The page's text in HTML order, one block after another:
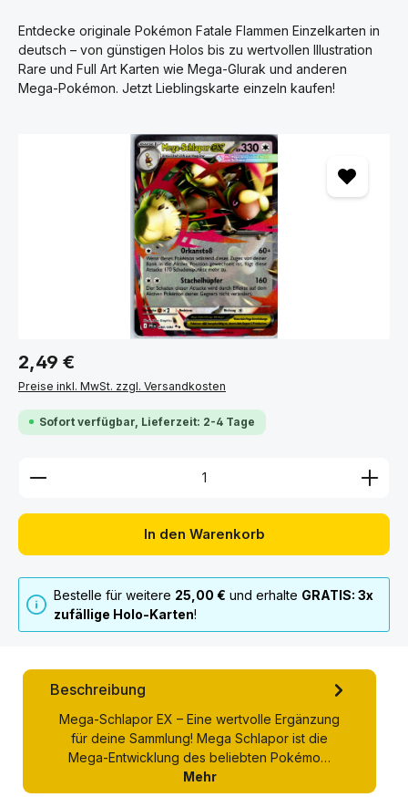
POKÉMON EINZELKARTEN NACH SETS
SORTIERT
Set sortiert – von Karmesin & Purpur über 151 bis hin zu
beliebten Klassikern.
ALLE SETS ANSEHEN
Entdecke originale Pokémon Fatale Flammen Einzelkarten in
deutsch – von günstigen Holos bis zu wertvollen Illustration
Rare und Full Art Karten wie Mega-Glurak und anderen
Mega-Pokémon. Jetzt Lieblingskarte einzeln kaufen!
Bildergalerie überspringen
Regulärer Preis:
2,49 €
Preise inkl. MwSt. zzgl. Versandkosten
Sofort verfügbar, Lieferzeit: 2-4 Tage
Produkt Anzahl: Gib den gewünschten Wert ein
In den Warenkorb
Bestelle für weitere 25,00 € und erhalte GRATIS: 3x
zufällige Holo-Karten!
Beschreibung
Mega-Schlapor EX – Eine wertvolle Ergänzung
für deine Sammlung! Mega Schlapor ist die
Mega-Entwicklung des beliebten Pokémo…
Mehr